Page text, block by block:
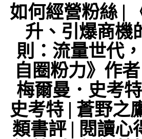
如何經營粉絲 |
升、引爆商機
則：流量世代
自圈粉力》作者
梅爾曼．史考
史考特 | 蒼野之
類書評 | 閱讀心